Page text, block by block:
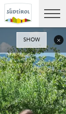
SHOW